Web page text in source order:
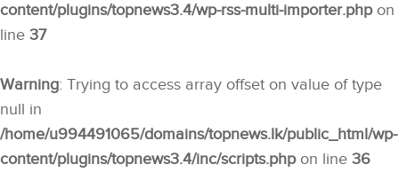
content/plugins/topnews3.4/wp-rss-multi-importer.phpon
line 37
Warning: Trying to access array offset on value of type
null in
/home/u994491065/domains/topnews.lk/public_html/wp-
content/plugins/topnews3.4/inc/scripts.phpon line 36